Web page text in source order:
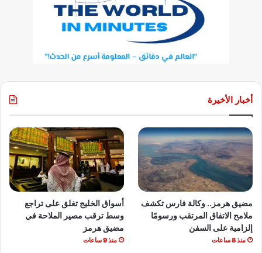
أخبار الأخيرة
مضيق هرمز.. وكالة فارس تكشف
ملامح الاتفاق المرتقب ورسومًا
إلزامية على السفن
منذ 8 ساعات
أسواق الخليج تغلق على تراجع
وسط ترقب مصير الملاحة في
مضيق هرمز
منذ 9 ساعات